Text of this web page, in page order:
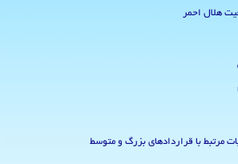
هلال احمر
مرتبط با قراردادهای بزرگ و متوسط